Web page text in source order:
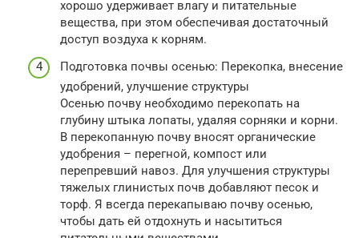
хорошо удерживает влагу и питательные
вещества, при этом обеспечивая достаточный
доступ воздуха к корням.
Подготовка почвы осенью: Перекопка, внесение
удобрений, улучшение структуры
Осенью почву необходимо перекопать на
глубину штыка лопаты, удаляя сорняки и корни.
В перекопанную почву вносят органические
удобрения – перегной, компост или
перепревший навоз. Для улучшения структуры
тяжелых глинистых почв добавляют песок и
торф. Я всегда перекапываю почву осенью,
чтобы дать ей отдохнуть и насытиться